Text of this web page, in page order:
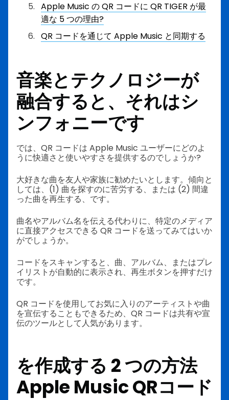
Apple Music の QR コードに QR TIGER が最
適な 5 つの理由?
QR コードを通じて Apple Music と同期する
音楽とテクノロジーが
融合すると、それはシ
ンフォニーです
では、QR コードは Apple Music ユーザーにどのよ
うに快適さと使いやすさを提供するのでしょうか?
大好きな曲を友人や家族に勧めたいとします。傾向と
しては、(1) 曲を探すのに苦労する、または (2) 間違
った曲を再生する、です。
曲名やアルバム名を伝える代わりに、特定のメディア
に直接アクセスできる QR コードを送ってみてはいか
がでしょうか。
コードをスキャンすると、曲、アルバム、またはプレ
イリストが自動的に表示され、再生ボタンを押すだけ
です。
QR コードを使用してお気に入りのアーティストや曲
を宣伝することもできるため、QR コードは共有や宣
伝のツールとして人気があります。
を作成する 2 つの方法
Apple Music QRコード